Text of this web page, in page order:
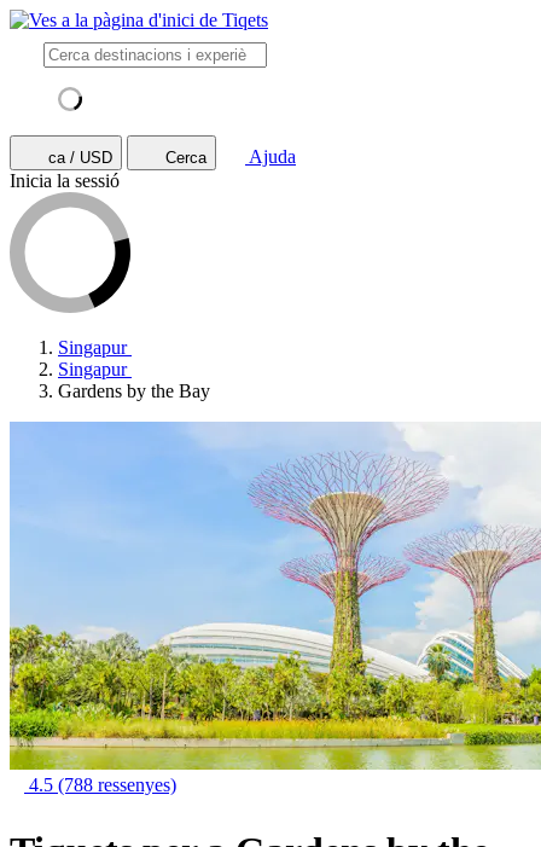
ca / USD Cerca
Ajuda
Inicia la sessió
Singapur
Singapur
Gardens by the Bay
4.5 (788 ressenyes)